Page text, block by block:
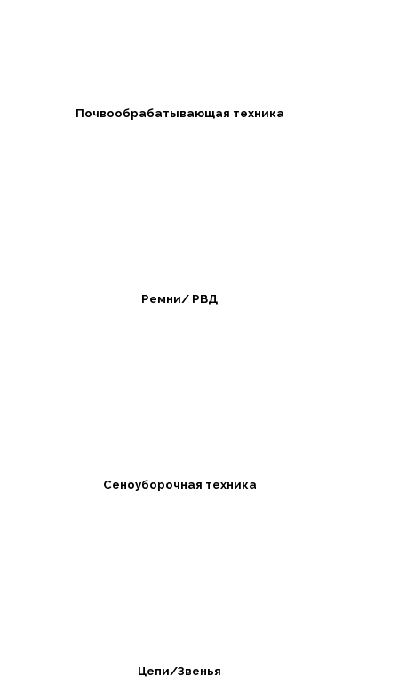
Почвообрабатывающая техника
Ремни/ РВД
Сеноуборочная техника
Цепи/Звенья